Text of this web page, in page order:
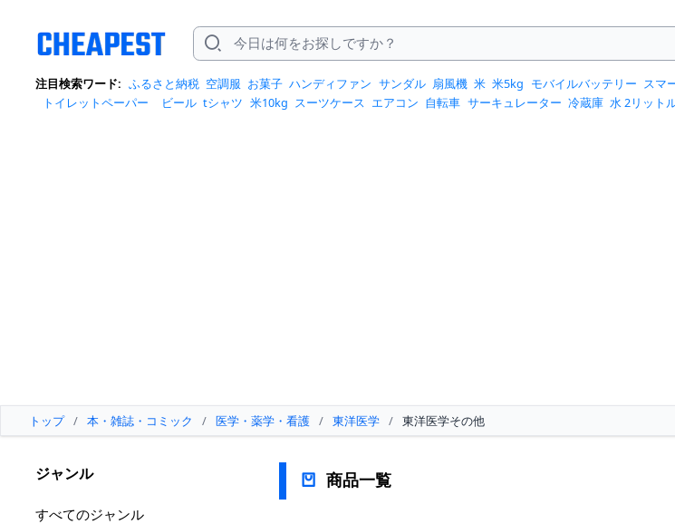
注目検索ワード: ふるさと納税 空調服 お菓子 ハンディファン サンダル 扇風機 米 米5kg モバイルバッテリー スマ
トイレットペーパー
ビール tシャツ 米10kg スーツケース エアコン 自転車 サーキュレーター 冷蔵庫 水 2リット
トップ / 本・雑誌・コミック / 医学・薬学・看護 / 東洋医学 / 東洋医学その他
ジャンル
すべてのジャンル
商品一覧